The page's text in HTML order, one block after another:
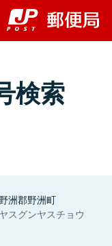
検索
野洲郡野洲町
ヤスグンヤスチョウ